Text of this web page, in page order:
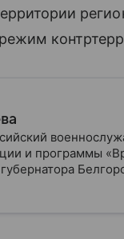
и программы